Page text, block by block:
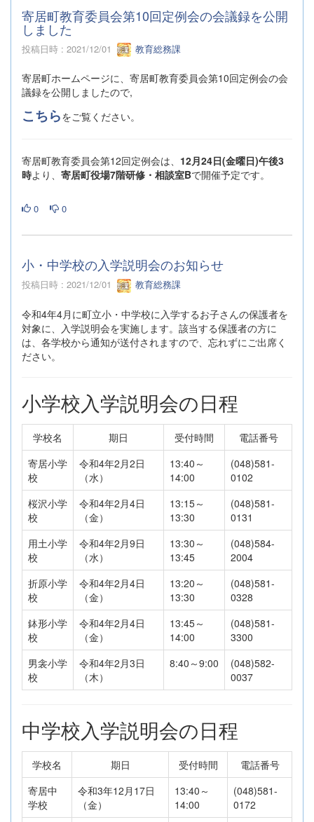
寄居町教育委員会第10回定例会の会議録を公開
しました
投稿日時 : 2021/12/01 教育総務課
寄居町ホームページに、寄居町教育委員会第10回定例会の会
議録を公開しましたので,
こちらをご覧ください。
寄居町教育委員会第12回定例会は、 12月24日(金曜日)午後3
時より、 寄居町役場7階研修・相談室Bで開催予定です。
0 0
小・中学校の入学説明会のお知らせ
投稿日時 : 2021/12/01 教育総務課
令和4年4月に町立小・中学校に入学するお子さんの保護者を
対象に、入学説明会を実施します。該当する保護者の方に
は、各学校から通知が送付されますので、忘れずにご出席く
ださい。
小学校入学説明会の日程
学校名 期日 受付時間
電話番号
寄居小学
校
令和4年2月2日
（水）
13:40～
14:00
(048)581-
0102
桜沢小学
校
令和4年2月4日
（金）
13:15～
13:30
(048)581-
0131
用土小学
校
令和4年2月9日
（水）
13:30～
13:45
(048)584-
2004
折原小学
校
令和4年2月4日
（金）
13:20～
13:30
(048)581-
0328
鉢形小学
校
令和4年2月4日
（金）
13:45～
14:00
(048)581-
3300
男衾小学
校
令和4年2月3日
（木）
8:40～9:00
(048)582-
0037
中学校入学説明会の日程
学校名 期日 受付時間
電話番号
寄居中
学校
令和3年12月17日
（金）
13:40～
14:00
(048)581-
0172